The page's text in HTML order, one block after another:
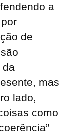
a
de
da
mas
lado,
como